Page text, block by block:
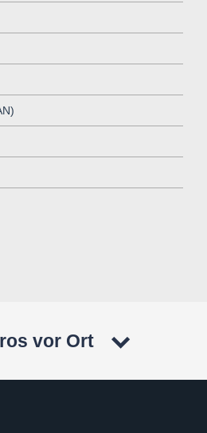
vor Ort